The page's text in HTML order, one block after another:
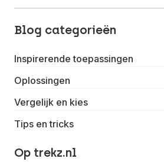
Blog categorieën
Inspirerende toepassingen
Oplossingen
Vergelijk en kies
Tips en tricks
Op trekz.nl